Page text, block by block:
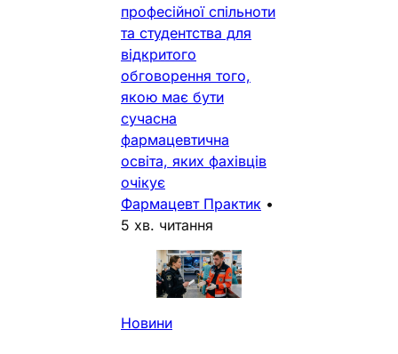
професійної спільноти
та студентства для
відкритого
обговорення того,
якою має бути
сучасна
фармацевтична
освіта, яких фахівців
очікує
Фармацевт Практик •
5 хв. читання
Новини